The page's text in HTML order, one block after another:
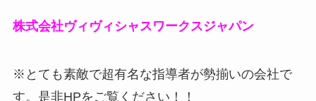
株式会社ヴィヴィシャスワークスジャパン
※とても素敵で超有名な指導者が勢揃いの会社で
す。是非HPをご覧ください！！